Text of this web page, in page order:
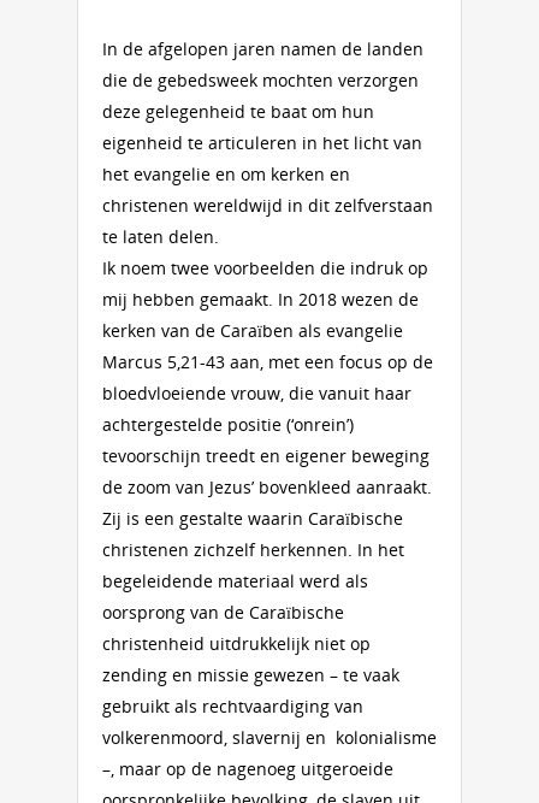
In de afgelopen jaren namen de landen
die de gebedsweek mochten verzorgen
deze gelegenheid te baat om hun
eigenheid te articuleren in het licht van
het evangelie en om kerken en
christenen wereldwijd in dit zelfverstaan
te laten delen.
Ik noem twee voorbeelden die indruk op
mij hebben gemaakt. In 2018 wezen de
kerken van de Caraïben als evangelie
Marcus 5,21-43 aan, met een focus op de
bloedvloeiende vrouw, die vanuit haar
achtergestelde positie (‘onrein’)
tevoorschijn treedt en eigener beweging
de zoom van Jezus’ bovenkleed aanraakt.
Zij is een gestalte waarin Caraïbische
christenen zichzelf herkennen. In het
begeleidende materiaal werd als
oorsprong van de Caraïbische
christenheid uitdrukkelijk niet op
zending en missie gewezen – te vaak
gebruikt als rechtvaardiging van
volkerenmoord, slavernij en kolonialisme
–, maar op de nagenoeg uitgeroeide